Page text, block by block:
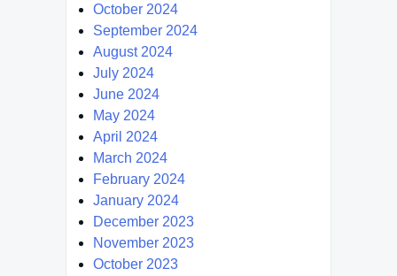
October 2024
September 2024
August 2024
July 2024
June 2024
May 2024
April 2024
March 2024
February 2024
January 2024
December 2023
November 2023
October 2023